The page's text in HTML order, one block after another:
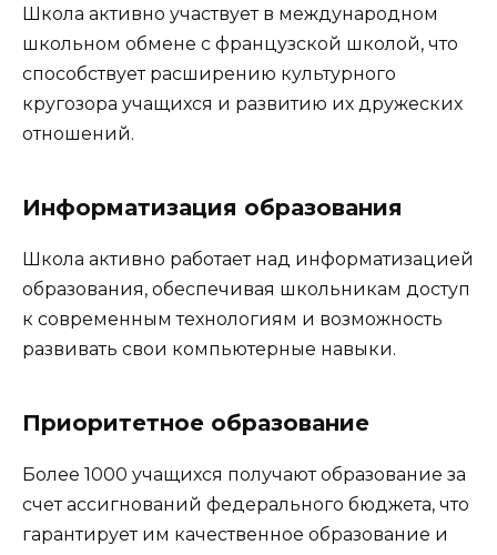
Школа активно участвует в международном
школьном обмене с французской школой, что
способствует расширению культурного
кругозора учащихся и развитию их дружеских
отношений.
Информатизация образования
Школа активно работает над информатизацией
образования, обеспечивая школьникам доступ
к современным технологиям и возможность
развивать свои компьютерные навыки.
Приоритетное образование
Более 1000 учащихся получают образование за
счет ассигнований федерального бюджета, что
гарантирует им качественное образование и